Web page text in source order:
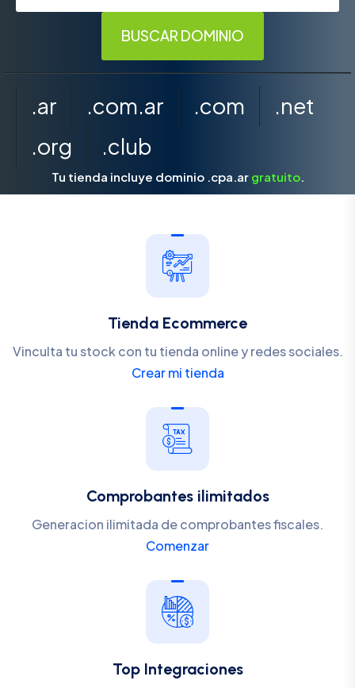
.ar .com.ar .com
.net
.org
.club
Tu tienda incluye dominio .cpa.ar gratuito.
Tienda Ecommerce
Vinculta tu stock con tu tienda online y redes sociales.
Crear mi tienda
Comprobantes ilimitados
Generacion ilimitada de comprobantes fiscales.
Comenzar
Top Integraciones